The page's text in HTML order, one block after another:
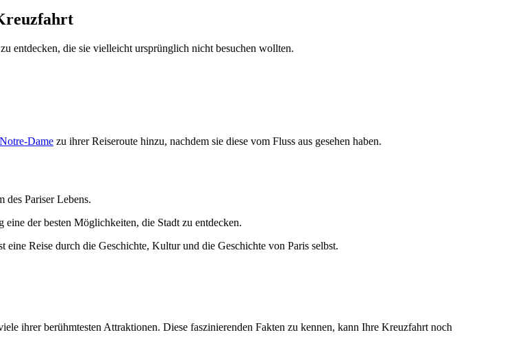
entdecken, die sie vielleicht ursprünglich nicht besuchen wollten.
Dame zu ihrer Reiseroute hinzu, nachdem sie diese vom Fluss aus gesehen haben.
des Pariser Lebens.
der besten Möglichkeiten, die Stadt zu entdecken.
eine Reise durch die Geschichte, Kultur und die Geschichte von Paris selbst.
ihrer berühmtesten Attraktionen. Diese faszinierenden Fakten zu kennen, kann Ihre Kreuzfahrt noch